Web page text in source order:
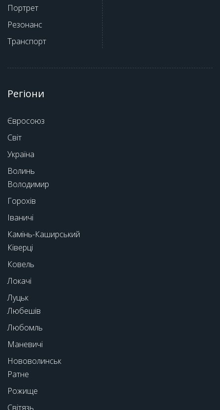
Портрет
Резонанс
Транспорт
Регіони
Євросоюз
Світ
Україна
Волинь
Володимир
Горохів
Іваничі
Камінь-Каширський
Ківерці
Ковель
Локачі
Луцьк
Любешів
Любомль
Маневичі
Нововолинськ
Ратне
Рожище
Світязь